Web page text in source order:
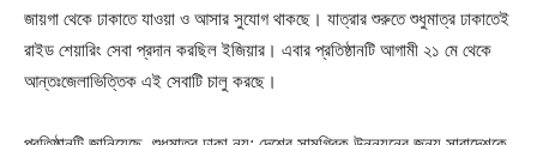
জায়গা থেকে ঢাকাতে যাওয়া ও আসার সুযোগ থাকছে। যাত্রার শুরুতে শুধুমাত্র ঢাকাতেই
রাইড শেয়ারিং সেবা প্রদান করছিল ইজিয়ার। এবার প্রতিষ্ঠানটি আগামী ২১ মে থেকে
আন্তঃজেলাভিত্তিক এই সেবাটি চালু করছে।